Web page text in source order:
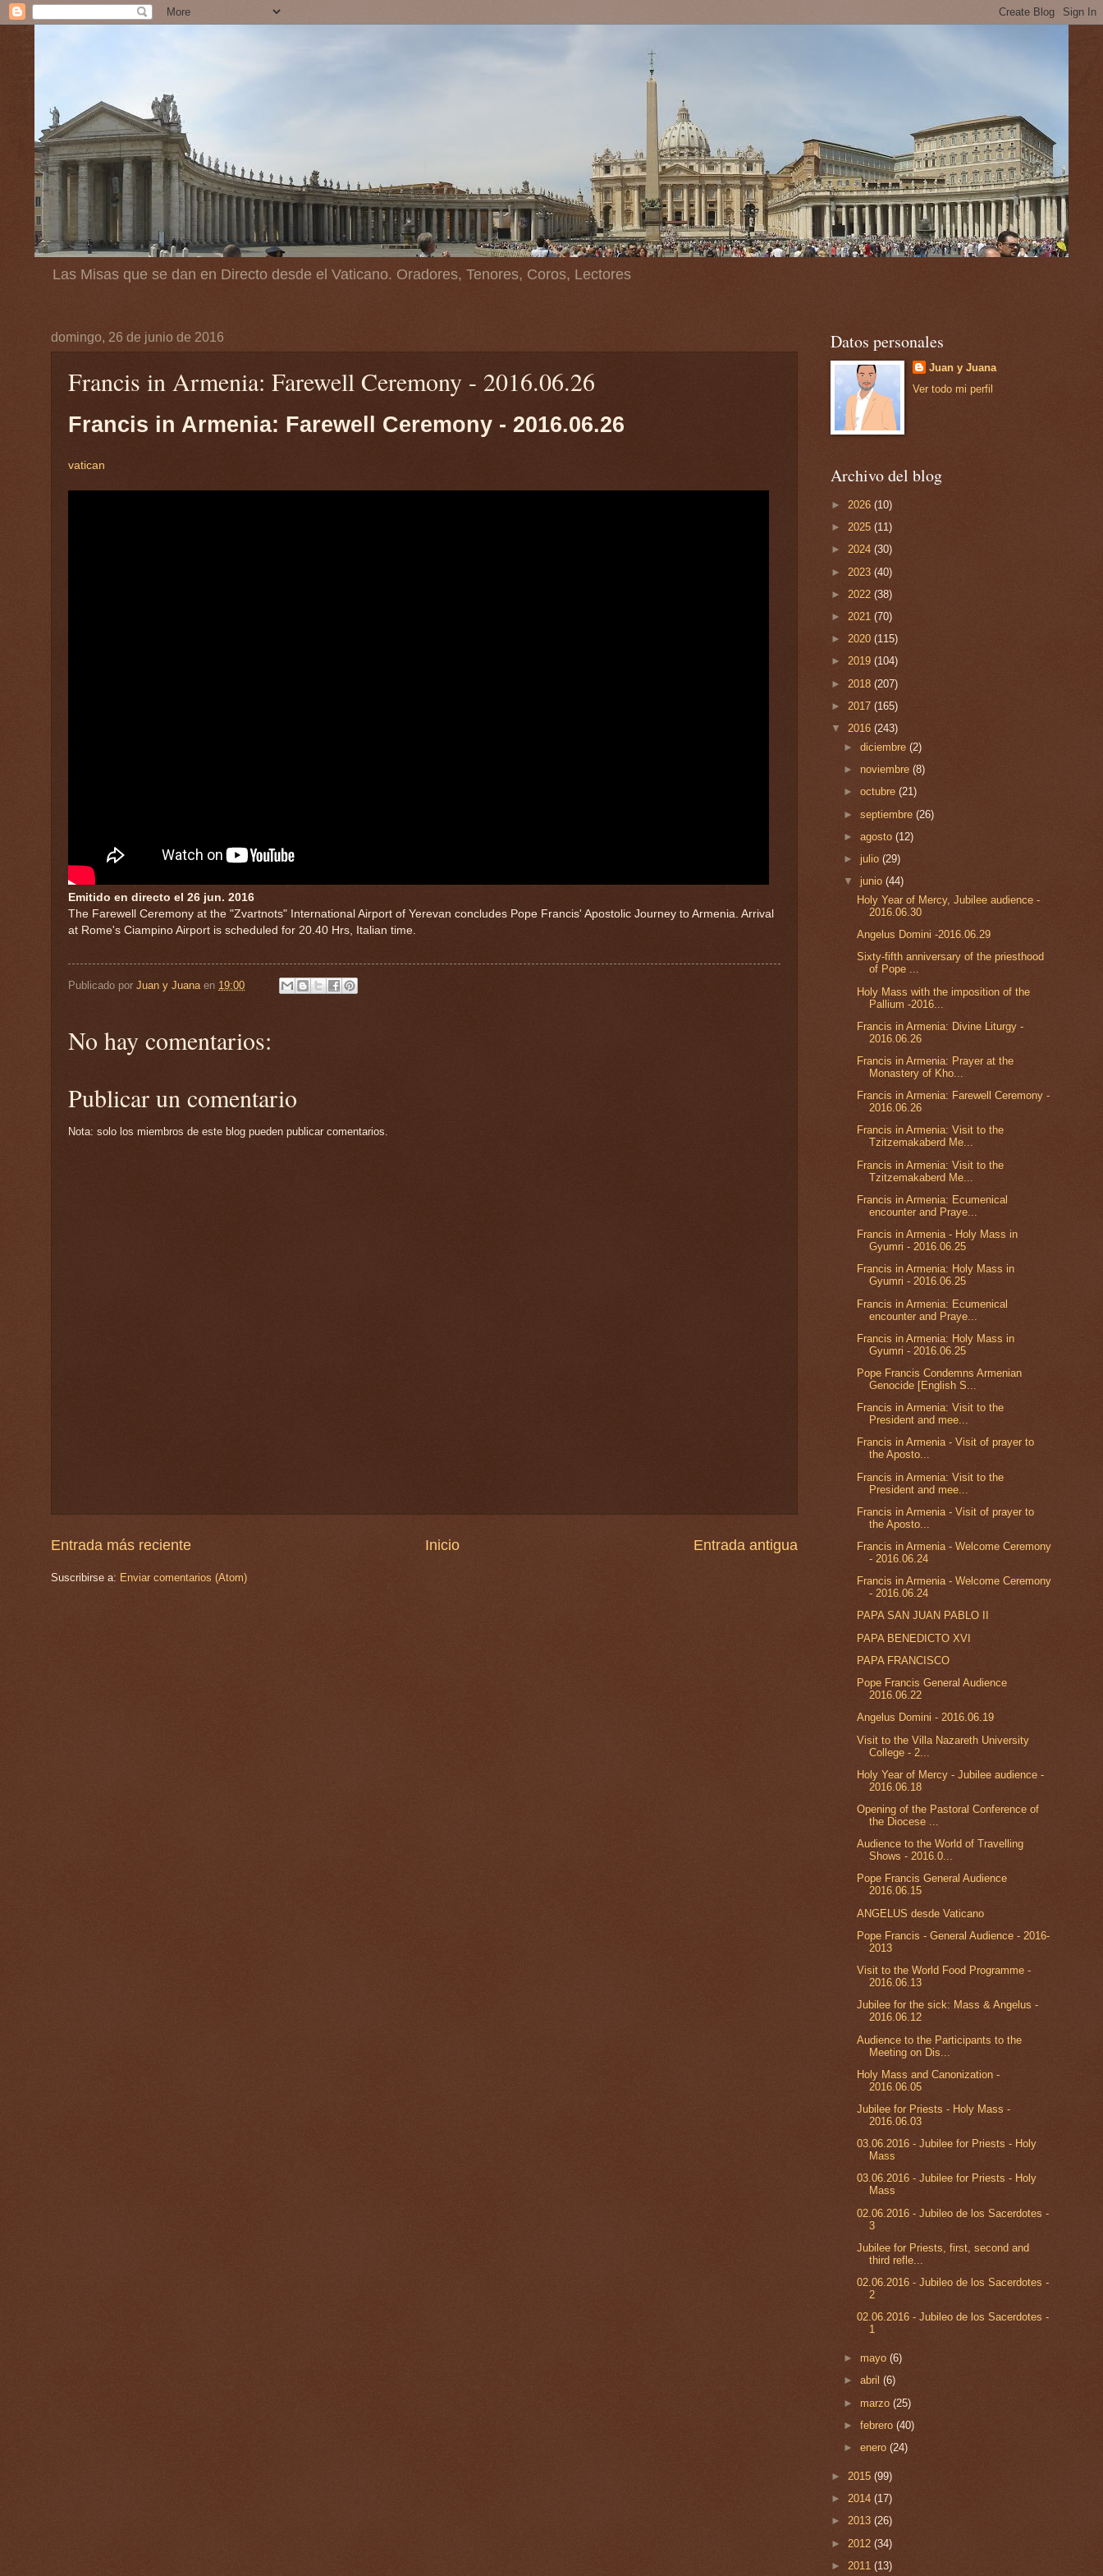
Las Misas que se dan en Directo desde el Vaticano. Oradores, Tenores, Coros, Lectores
domingo, 26 de junio de 2016
Francis in Armenia: Farewell Ceremony - 2016.06.26
Francis in Armenia: Farewell Ceremony - 2016.06.26
vatican
Emitido en directo el 26 jun. 2016
The Farewell Ceremony at the "Zvartnots" International Airport of Yerevan concludes Pope Francis' Apostolic Journey to Armenia. Arrival
at Rome's Ciampino Airport is scheduled for 20.40 Hrs, Italian time.
Publicado por Juan y Juana en 19:00
No hay comentarios:
Publicar un comentario
Nota: solo los miembros de este blog pueden publicar comentarios.
Entrada más reciente Entrada antigua
Inicio
Suscribirse a: Enviar comentarios (Atom)
Datos personales
Juan y Juana
Ver todo mi perfil
Archivo del blog
► 2026 (10)
► 2025 (11)
► 2024 (30)
► 2023 (40)
► 2022 (38)
► 2021 (70)
► 2020 (115)
► 2019 (104)
► 2018 (207)
► 2017 (165)
▼ 2016 (243)
►diciembre(2)
► noviembre(8)
►octubre(21)
►septiembre(26)
►agosto(12)
►julio(29)
▼junio(44)
Holy Year of Mercy, Jubilee audience -
2016.06.30
Angelus Domini -2016.06.29
Sixty-fifth anniversary of the priesthood
of Pope ...
Holy Mass with the imposition of the
Pallium -2016...
Francis in Armenia: Divine Liturgy -
2016.06.26
Francis in Armenia: Prayer at the
Monastery of Kho...
Francis in Armenia: Farewell Ceremony -
2016.06.26
Francis in Armenia: Visit to the
Tzitzemakaberd Me...
Francis in Armenia: Visit to the
Tzitzemakaberd Me...
Francis in Armenia: Ecumenical
encounter and Praye...
Francis in Armenia - Holy Mass in
Gyumri - 2016.06.25
Francis in Armenia: Holy Mass in
Gyumri - 2016.06.25
Francis in Armenia: Ecumenical
encounter and Praye...
Francis in Armenia: Holy Mass in
Gyumri - 2016.06.25
Pope Francis Condemns Armenian
Genocide [English S...
Francis in Armenia: Visit to the
President and mee...
Francis in Armenia - Visit of prayer to
the Aposto...
Francis in Armenia: Visit to the
President and mee...
Francis in Armenia - Visit of prayer to
the Aposto...
Francis in Armenia - Welcome Ceremony
- 2016.06.24
Francis in Armenia - Welcome Ceremony
- 2016.06.24
PAPA SAN JUAN PABLO II
PAPA BENEDICTO XVI
PAPA FRANCISCO
Pope Francis General Audience
2016.06.22
Angelus Domini - 2016.06.19
Visit to the Villa Nazareth University
College - 2...
Holy Year of Mercy - Jubilee audience -
2016.06.18
Opening of the Pastoral Conference of
the Diocese ...
Audience to the World of Travelling
Shows - 2016.0...
Pope Francis General Audience
2016.06.15
ANGELUS desde Vaticano
Pope Francis - General Audience - 2016-
2013
Visit to the World Food Programme -
2016.06.13
Jubilee for the sick: Mass & Angelus -
2016.06.12
Audience to the Participants to the
Meeting on Dis...
Holy Mass and Canonization -
2016.06.05
Jubilee for Priests - Holy Mass -
2016.06.03
03.06.2016 - Jubilee for Priests - Holy
Mass
03.06.2016 - Jubilee for Priests - Holy
Mass
02.06.2016 - Jubileo de los Sacerdotes -
3
Jubilee for Priests, first, second and
third refle...
02.06.2016 - Jubileo de los Sacerdotes -
2
02.06.2016 - Jubileo de los Sacerdotes -
1
► mayo(6)
►abril(6)
► marzo(25)
►febrero(40)
►enero(24)
► 2015 (99)
► 2014 (17)
► 2013 (26)
► 2012 (34)
► 2011 (13)